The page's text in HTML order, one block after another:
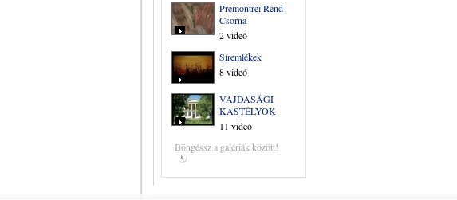
Premontrei Rend
Csorna
2 videó
Síremlékek
8 videó
VAJDASÁGI
KASTÉLYOK
11 videó
Böngéssz a galériák között!